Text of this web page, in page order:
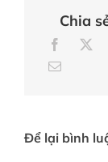
Chia
Để lại bình